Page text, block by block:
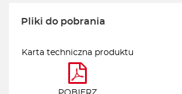
Pliki do pobrania
Karta techniczna produktu